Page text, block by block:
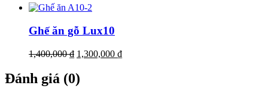
Ghế ăn gỗ Lux10
1,400,000₫ 1,300,000 ₫
Đánh giá (0)